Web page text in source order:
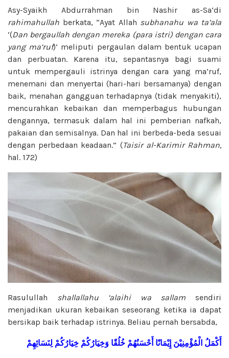
Asy-Syaikh Abdurrahman bin Nashir as-Sa‘di
rahimahullah berkata, “Ayat Allah subhanahu wa ta’ala
‘(Dan bergaullah dengan mereka (para istri) dengan cara
yang ma‘ruf)’ meliputi pergaulan dalam bentuk ucapan
dan perbuatan. Karena itu, sepantasnya bagi suami
untuk mempergauli istrinya dengan cara yang ma‘ruf,
menemani dan menyertai (hari-hari bersamanya) dengan
baik, menahan gangguan terhadapnya (tidak menyakiti),
mencurahkan kebaikan dan memperbagus hubungan
dengannya, termasuk dalam hal ini pemberian nafkah,
pakaian dan semisalnya. Dan hal ini berbeda-beda sesuai
dengan perbedaan keadaan.” (Taisir al-Karimir Rahman,
hal. 172)
Rasulullah shallallahu ‘alaihi wa sallam sendiri
menjadikan ukuran kebaikan seseorang ketika ia dapat
bersikap baik terhadap istrinya. Beliau pernah bersabda,
أَكْمَلُ الْمُؤْمِنِيْنَ إِيْمَانًا أَحْسَنُهُمْ خُلُقًا وَخِيَارُكُمْ خِيَارُكُمْ لِنَسَائِهِمْ